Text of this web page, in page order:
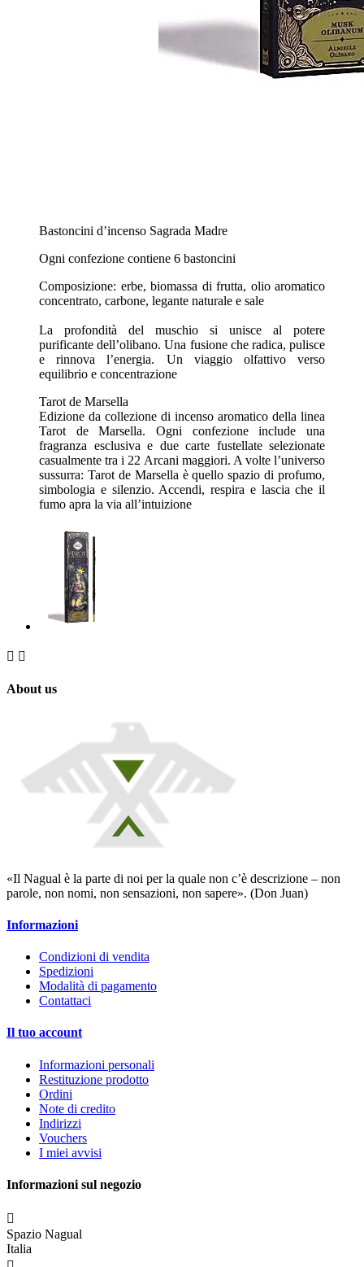
Bastoncini d’incenso Sagrada Madre
Ogni confezione contiene 6 bastoncini
Composizione: erbe, biomassa di frutta, olio aromatico
concentrato, carbone, legante naturale e sale
La profondità del muschio si unisce al potere
purificante dell’olibano. Una fusione che radica, pulisce
e rinnova l’energia. Un viaggio olfattivo verso
equilibrio e concentrazione
Tarot de Marsella
Edizione da collezione di incenso aromatico della linea
Tarot de Marsella. Ogni confezione include una
fragranza esclusiva e due carte fustellate selezionate
casualmente tra i 22 Arcani maggiori. A volte l’universo
sussurra: Tarot de Marsella è quello spazio di profumo,
simbologia e silenzio. Accendi, respira e lascia che il
fumo apra la via all’intuizione
 
About us
«Il Nagual è la parte di noi per la quale non c’è descrizione – non
parole, non nomi, non sensazioni, non sapere». (Don Juan)
Informazioni
Condizioni di vendita
Spedizioni
Modalità di pagamento
Contattaci
Il tuo account
Informazioni personali
Restituzione prodotto
Ordini
Note di credito
Indirizzi
Vouchers
I miei avvisi
Informazioni sul negozio

Spazio Nagual
Italia